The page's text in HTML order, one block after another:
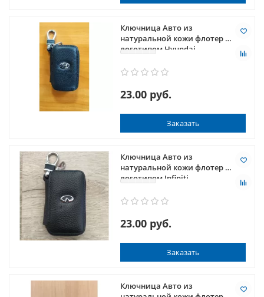
Ключница Авто из
натуральной кожи флотер с
логотипом Hyundai
23.00 руб.
Заказать
Ключница Авто из
натуральной кожи флотер с
логотипом Infiniti
23.00 руб.
Заказать
Ключница Авто из